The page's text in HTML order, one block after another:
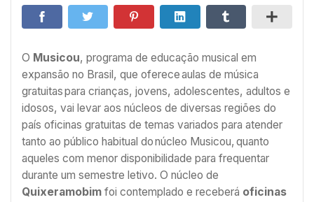
O Musicou, programa de educação musical em
expansão no Brasil, que oferece aulas de música
gratuitas para crianças, jovens, adolescentes, adultos e
idosos, vai levar aos núcleos de diversas regiões do
país oficinas gratuitas de temas variados para atender
tanto ao público habitual do núcleo Musicou, quanto
aqueles com menor disponibilidade para frequentar
durante um semestre letivo. O núcleo de
Quixeramobim foi contemplado e receberá oficinas